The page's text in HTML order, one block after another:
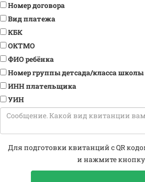
Номер договора
Вид платежа
КБК
ОКТМО
ФИО ребёнка
Номер группы детсада/класса школы
ИНН плательщика
УИН
Для подготовки квитанций c QR
и нажмите